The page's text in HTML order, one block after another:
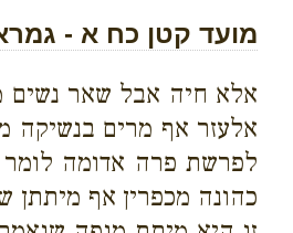
מועד קטן כח א -
אלא חיה אבל שאר נשים
אלעזר אף מרים
לפרשת פרה אדומה
כהונה מכפרין אף